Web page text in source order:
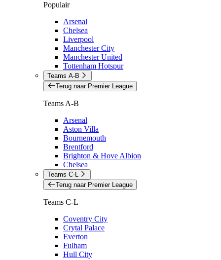
Populair
Arsenal
Chelsea
Liverpool
Manchester City
Manchester United
Tottenham Hotspur
Teams A-B
Terug naar Premier League
Teams A-B
Arsenal
Aston Villa
Bournemouth
Brentford
Brighton & Hove Albion
Chelsea
Teams C-L
Terug naar Premier League
Teams C-L
Coventry City
Crytal Palace
Everton
Fulham
Hull City